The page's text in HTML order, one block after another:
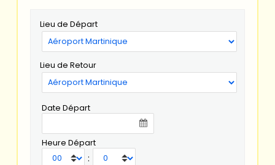
Lieu de Départ
Lieu de Retour
Date Départ
Heure Départ
: